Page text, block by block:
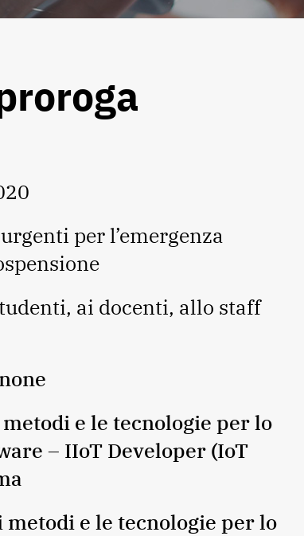
per l’emergenza
ai docenti, allo staff
e le tecnologie per lo
– IIoT Developer (IoT
e le tecnologie per lo